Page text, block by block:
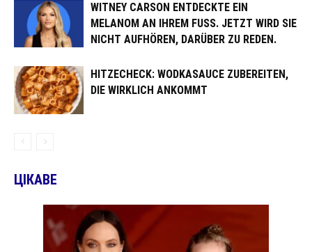
WITNEY CARSON ENTDECKTE EIN
MELANOM AN IHREM FUSS. JETZT WIRD SIE N
ICHT AUFHÖREN, DARÜBER ZU REDEN.
HITZECHECK: WODKASAUCE ZUBEREITEN,
DIE WIRKLICH ANKOMMT
ЦІКАВЕ